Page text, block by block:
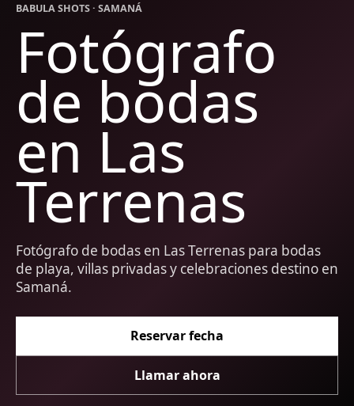
BABULA SHOTS · SAMANÁ
Fotógrafo
de bodas
en Las
Terrenas
Fotógrafo de bodas en Las Terrenas para bodas
de playa, villas privadas y celebraciones destino en
Samaná.
Reservar fecha
Llamar ahora